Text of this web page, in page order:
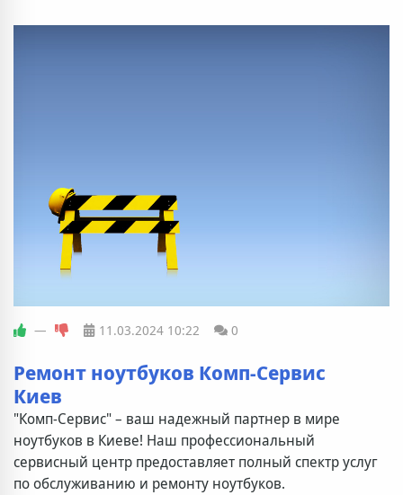
— 11.03.2024 10:22 0
Ремонт ноутбуков Комп-Сервис
Киев
"Комп-Сервис" – ваш надежный партнер в мире
ноутбуков в Киеве! Наш профессиональный
сервисный центр предоставляет полный спектр услуг
по обслуживанию и ремонту ноутбуков.